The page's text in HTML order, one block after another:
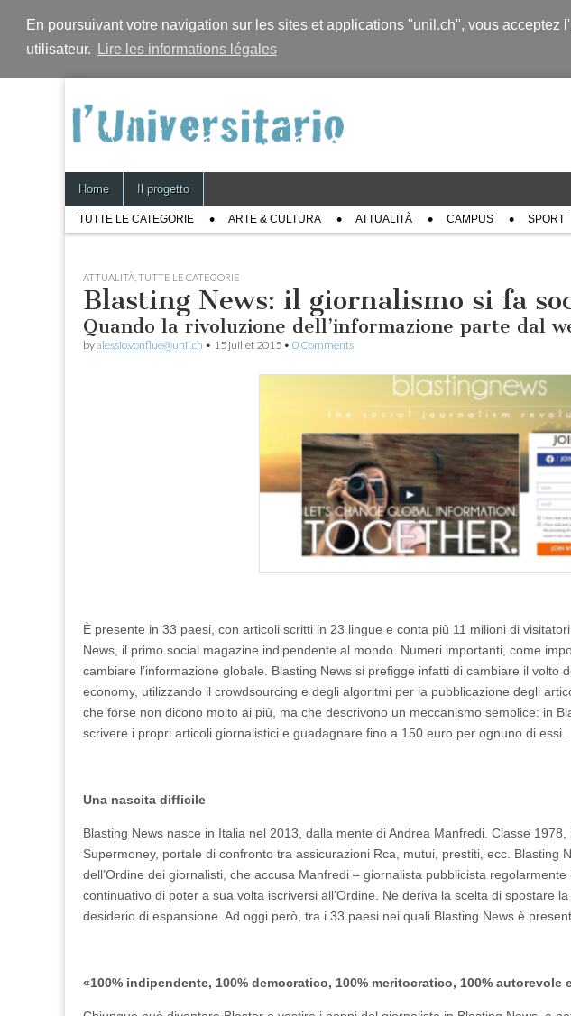
En poursuivant votre navigation sur les sites et applications "unil.ch", vous
utilisateur.
Lire les informations légales
Main
menu
Skip
content
Home Il progetto
Sub
menu
TUTTE LE CATEGORIE ARTE & CULTURA ATTUALITÀ CAMPUS SPORT
ATTUALITÀ TUTTE LE CATEGORIE
Blasting News: il giornalismo si fa
Quando la rivoluzione dell’informazione parte dal
byalessio.vonflue@unil.ch • 15 juillet 2015 • 0 Comments
È presente in 33 paesi, con articoli scritti in 23 lingue e conta più 11 milioni di
News, il primo social magazine indipendente al mondo. Numeri importanti, come
cambiare l’informazione globale. Blasting News si prefigge infatti di cambiare il volto
economy, utilizzando il crowdsourcing e degli algoritmi per la pubblicazione degli
che forse non dicono molto ai più, ma che descrivono un meccanismo semplice: in
scrivere i propri articoli giornalistici e guadagnare fino a 150 euro per ognuno di essi.
Una nascita difficile
Blasting News nasce in Italia nel 2013, dalla mente di Andrea Manfredi. Classe
Supermoney, portale di confronto tra assicurazioni Rca, mutui, prestiti, ecc. Blasting
dell’Ordine dei giornalisti, che accusa Manfredi – giornalista pubblicista
continuativo di poter a sua volta iscriversi all’Ordine. Ne deriva la scelta di spostare
desiderio di espansione. Ad oggi però, tra i 33 paesi nei quali Blasting News è
«100% indipendente, 100% democratico, 100% meritocratico, 100% autorevole